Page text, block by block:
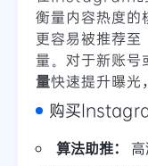
衡量内容热度的
更容易被推荐至
量。对于新账号
量快速提升曝光
购买
算法助推：